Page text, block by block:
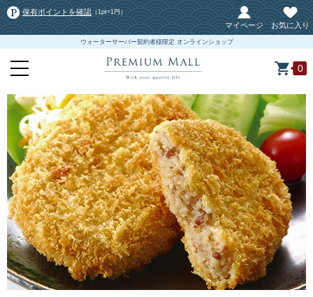
保有ポイントを確認 （1pt=1円）
マイページ お気に入り
ウォーターサーバー契約者様限定 オンラインショップ
0